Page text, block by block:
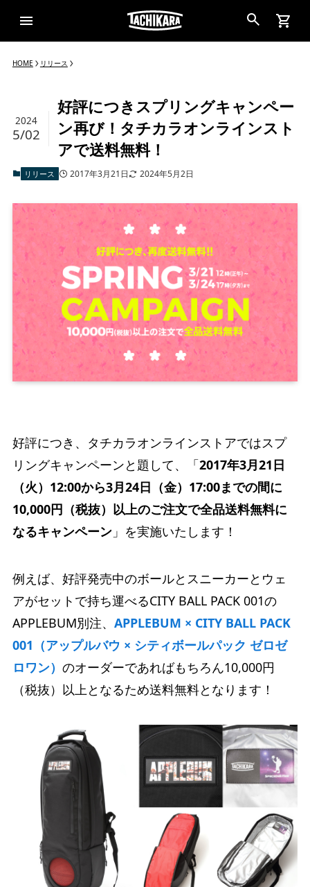
HOME リリース
好評につきスプリングキャンペー
ン再び！タチカラオンラインスト
アで送料無料！
2024
5/02
リリース 2017年3月21日 2024年5月2日
好評につき、タチカラオンラインストアではスプ
リングキャンペーンと題して、「2017年3月21日
（火）12:00から3月24日（金）17:00までの間に
10,000円（税抜）以上のご注文で全品送料無料に
なるキャンペーン」を実施いたします！
例えば、好評発売中のボールとスニーカーとウェ
アがセットで持ち運べるCITY BALL PACK 001の
APPLEBUM別注、 APPLEBUM × CITY BALL PACK
001（アップルバウ × シティボールパック ゼロゼ
ロワン） のオーダーであればもちろん10,000円
（税抜）以上となるため送料無料となります！